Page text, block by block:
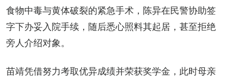
食物中毒与黄体破裂的紧急手术，陈异在民警协助签
字下办妥入院手续，随后悉心照料其起居，甚至拒绝
旁人介绍对象。
苗靖凭借努力考取优异成绩并荣获奖学金，此时母亲